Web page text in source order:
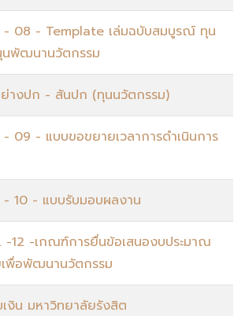
- 08 - Template เล่มฉบับสมบูรณ์ ทุน
พัฒนานวัตกรรม
างปก - สันปก (ทุนนวัตกรรม)
- 09 - แบบขอขยายเวลาการดำเนินการ
- 10 - แบบรับมอบผลงาน
-12 -เกณฑ์การยื่นข้อเสนองบประมาณ
พื่อพัฒนานวัตกรรม
เงิน มหาวิทยาลัยรังสิต